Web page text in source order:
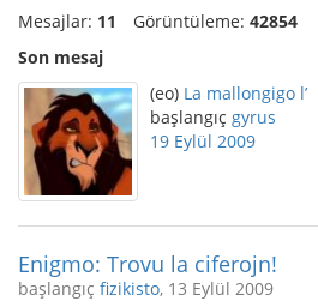
Mesajlar: 11 Görüntüleme: 42854
Son mesaj
(eo) La mallongigo l’
başlangıç gyrus
19 Eylül 2009
Enigmo: Trovu la ciferojn!
başlangıç fizikisto, 13 Eylül 2009